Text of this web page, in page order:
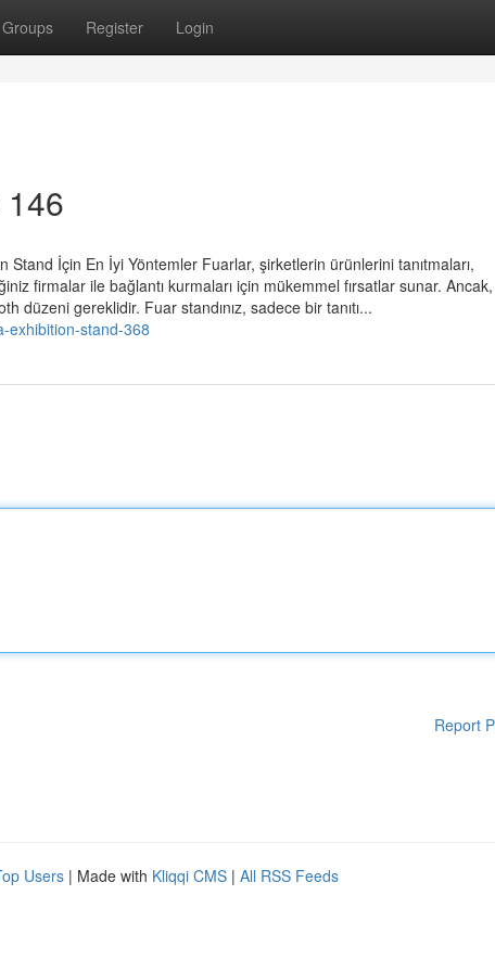
Groups Register Login
Stand İçin En İyi Yöntemler Fuarlar, şirketlerin ürünlerini tanıtmaları,
firmalar ile bağlantı kurmaları için mükemmel fırsatlar sunar.
düzeni gereklidir. Fuar standınız, sadece bir tanıtı...
exhibition-stand-368
Report
Users | Made with Kliqqi CMS | All RSS Feeds